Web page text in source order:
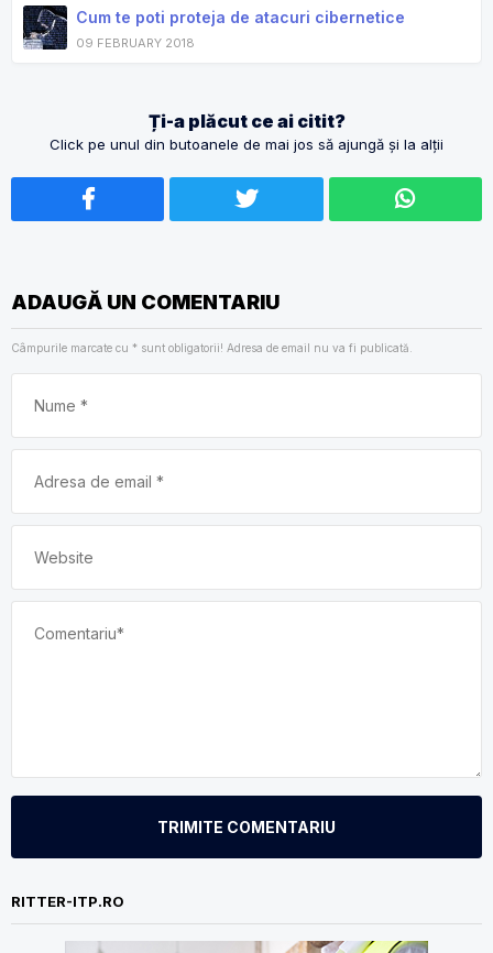
Cum te poti proteja de atacuri cibernetice
09 FEBRUARY 2018
Ți-a plăcut ce ai citit?
Click pe unul din butoanele de mai jos să ajungă și la alții
ADAUGĂ UN COMENTARIU
Câmpurile marcate cu * sunt obligatorii! Adresa de email nu va fi publicată.
TRIMITE COMENTARIU
RITTER-ITP.RO